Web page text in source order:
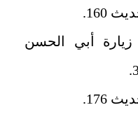
4/583 فضل زيارة أبي الحسن